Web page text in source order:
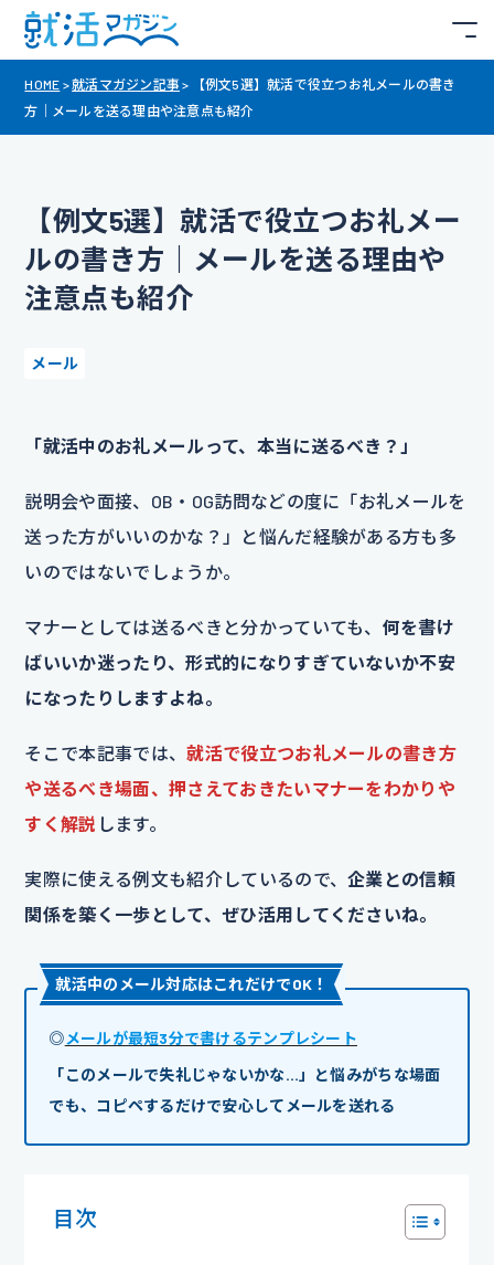
HOME >就活マガジン記事 >
【例文5選】就活で役立つお礼メールの書き
方｜メールを送る理由や注意点も紹介
【例文5選】就活で役立つお礼メー
ルの書き方｜メールを送る理由や
注意点も紹介
メール
「就活中のお礼メールって、本当に送るべき？」
説明会や面接、OB・OG訪問などの度に「お礼メールを
送った方がいいのかな？」と悩んだ経験がある方も多
いのではないでしょうか。
マナーとしては送るべきと分かっていても、 何を書け
ばいいか迷ったり、形式的になりすぎていないか不安
になったりしますよね。
そこで本記事では、就活で役立つお礼メールの書き方
や送るべき場面、押さえておきたいマナーをわかりや
すく解説 します。
実際に使える例文も紹介しているので、企業との信頼
関係を築く一歩として、ぜひ活用してくださいね。
就活中のメール対応はこれだけでOK！
◎メールが最短3分で書けるテンプレシート
「このメールで失礼じゃないかな…」と悩みがちな場面
でも、コピペするだけで安心してメールを送れる
目次